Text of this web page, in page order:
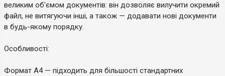
великим об'ємом документів: він дозволяє вилучити окремий
файл, не витягуючи інші, а також — додавати нові документи
в будь-якому порядку.
Особливості:
Формат А4 — підходить для більшості стандартних